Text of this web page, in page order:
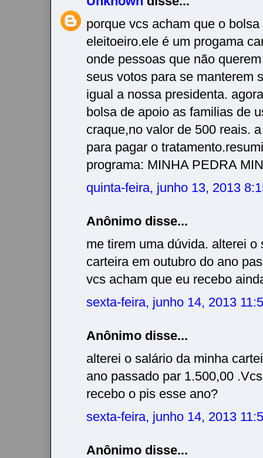
porque vcs acham que o
eleitoeiro.ele é um progama
onde pessoas que não
seus votos para se manterem
igual a nossa presidenta.
bolsa de apoio as familias de
craque,no valor de 500 reais.
para pagar o
programa: MINHA PEDRA
quinta-feira, junho 13, 2013
Anônimo disse...
me tirem uma dúvida. alterei o
carteira em outubro do ano
vcs acham que eu recebo
sexta-feira, junho 14, 2013
Anônimo disse...
alterei o salário da minha
ano passado par 1.500,00
recebo o pis esse ano?
sexta-feira, junho 14, 2013
Anônimo disse...